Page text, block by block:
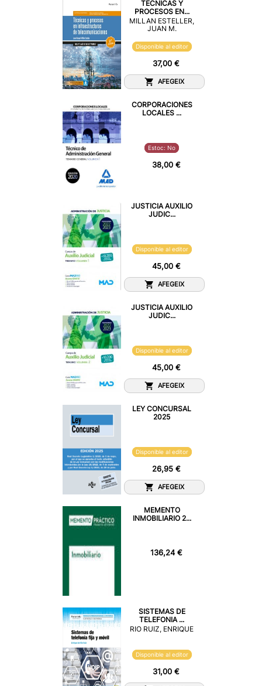
TECNICAS Y
PROCESOS EN...
MILLAN ESTELLER,
JUAN M.
Disponible al editor
37,00 €
AFEGEIX
CORPORACIONES
LOCALES ...
Estoc: No
38,00 €
JUSTICIA AUXILIO
JUDIC...
Disponible al editor
45,00 €
AFEGEIX
JUSTICIA AUXILIO
JUDIC...
Disponible al editor
45,00 €
AFEGEIX
LEY CONCURSAL
2025
Disponible al editor
26,95 €
AFEGEIX
MEMENTO
INMOBILIARIO 2...
136,24 €
SISTEMAS DE
TELEFONIA ...
RIO RUIZ, ENRIQUE
Disponible al editor
31,00 €